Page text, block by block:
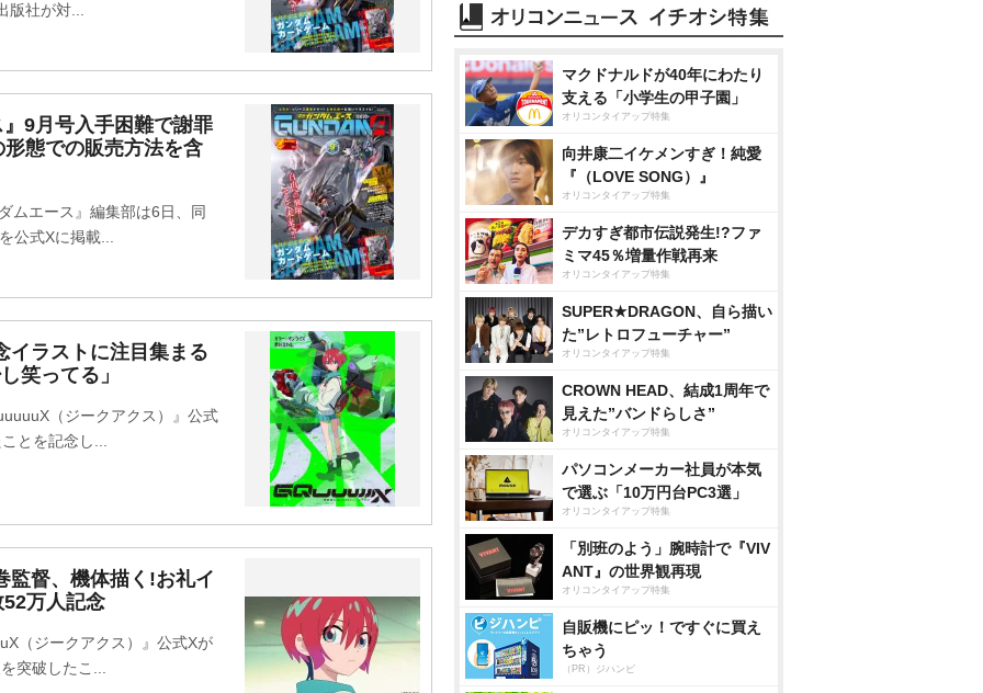
社が対...
9月号入手困難で謝罪
態での販売方法を含
ムエース』編集部は6日、同
公式Xに掲載...
イラストに注目集まる
笑ってる」
（ジークアクス）』公式
とを記念し...
監督、機体描く!お礼イ
万人記念
（ジークアクス）』公式Xが
突破したこ...
マクドナルドが40年にわたり
支える「小学生の甲子園」
オリコンタイアップ特集
向井康二イケメンすぎ！純愛
『（LOVE SONG）』
オリコンタイアップ特集
デカすぎ都市伝説発生!?ファ
ミマ45％増量作戦再来
オリコンタイアップ特集
SUPER★DRAGON、自ら描い
た”レトロフューチャー”
オリコンタイアップ特集
CROWN HEAD、結成1周年で
見えた”バンドらしさ”
オリコンタイアップ特集
パソコンメーカー社員が本気
で選ぶ「10万円台PC3選」
オリコンタイアップ特集
「別班のよう」腕時計で『VIV
ANT』の世界観再現
オリコンタイアップ特集
自販機にピッ！ですぐに買え
ちゃう
（PR）ジハンピ